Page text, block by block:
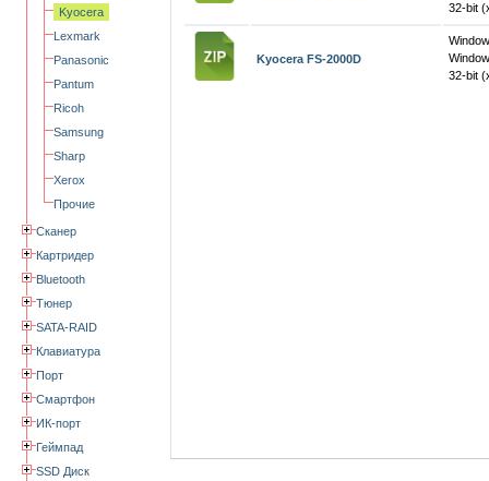
Kyocera
Lexmark
Panasonic
Pantum
Ricoh
Samsung
Sharp
Xerox
Прочие
Сканер
Картридер
Bluetooth
Тюнер
SATA-RAID
Клавиатура
Порт
Смартфон
ИК-порт
Геймпад
SSD Диск
32-bit
Kyocera FS-2000D
32-bit